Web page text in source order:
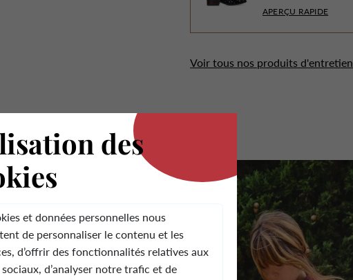
APERÇU RAPIDE
Voir tous nos produits d'entretien
des
et données personnelles nous
de personnaliser le contenu et les
d’offrir des fonctionnalités relatives aux
sociaux, d’analyser notre trafic et de